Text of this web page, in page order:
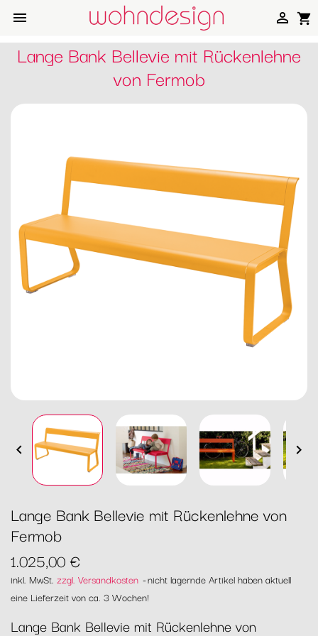
 shopping_cart

Lange Bank Bellevie mit Rückenlehne
von Fermob
 
Lange Bank Bellevie mit Rückenlehne von
Fermob
1.025,00 €
inkl. MwSt. zzgl. Versandkosten nicht lagernde Artikel haben aktuell
eine Lieferzeit von ca. 3 Wochen!
Lange Bank Bellevie mit Rückenlehne von